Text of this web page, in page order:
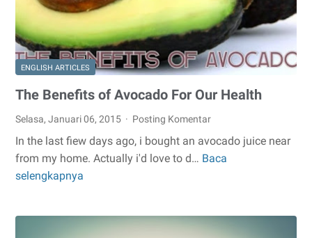
ENGLISH ARTICLES
The Benefits of Avocado For Our Health
Selasa, Januari 06, 2015 Posting Komentar
In the last fiew days ago, i bought an avocado juice near
from my home. Actually i'd love to d… Baca
selengkapnya
The
Avocado
For